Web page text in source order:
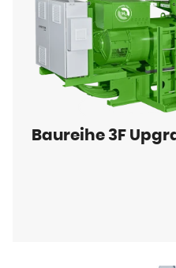
Baureihe 3F